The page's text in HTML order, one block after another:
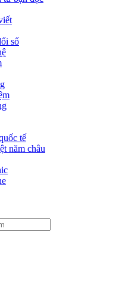
số
tế
năm châu